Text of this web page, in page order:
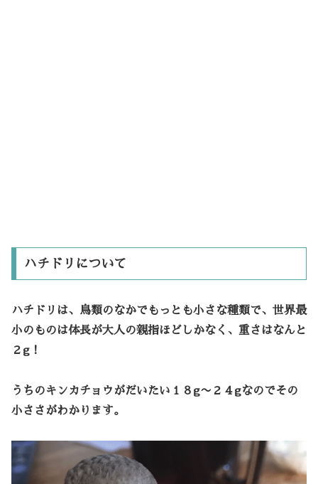
ハチドリについて
ハチドリは、鳥類のなかでもっとも小さな種類で、 世界最
小のものは体長が大人の親指ほど しかなく、重さはなんと
２g ！
うちのキンカチョウがだいたい１８g〜２４gなのでその
小ささがわかります。